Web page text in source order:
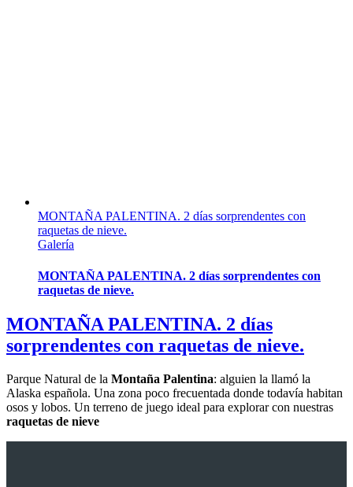
MONTAÑA PALENTINA. 2 días sorprendentes con
raquetas de nieve.
Galería
MONTAÑA PALENTINA. 2 días sorprendentes con
raquetas de nieve.
MONTAÑA PALENTINA. 2 días
sorprendentes con raquetas de nieve.
Parque Natural de la Montaña Palentina: alguien la llamó la
Alaska española. Una zona poco frecuentada donde todavía habitan
osos y lobos. Un terreno de juego ideal para explorar con nuestras
raquetas de nieve